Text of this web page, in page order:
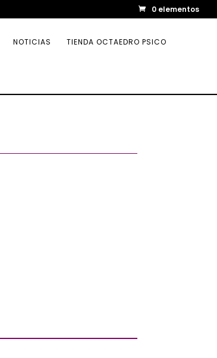
0 elementos
NOTICIAS TIENDA OCTAEDRO PSICO